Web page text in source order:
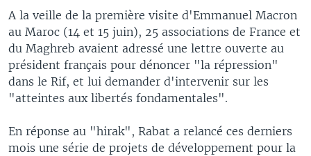
A la veille de la première visite d'Emmanuel Macron
au Maroc (14 et 15 juin), 25 associations de France et
du Maghreb avaient adressé une lettre ouverte au
président français pour dénoncer "la répression"
dans le Rif, et lui demander d'intervenir sur les
"atteintes aux libertés fondamentales".
En réponse au "hirak", Rabat a relancé ces derniers
mois une série de projets de développement pour la